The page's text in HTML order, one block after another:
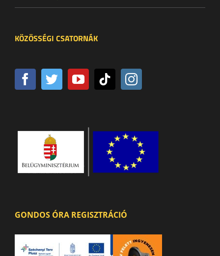
KÖZÖSSÉGI CSATORNÁK
GONDOS ÓRA REGISZTRÁCIÓ